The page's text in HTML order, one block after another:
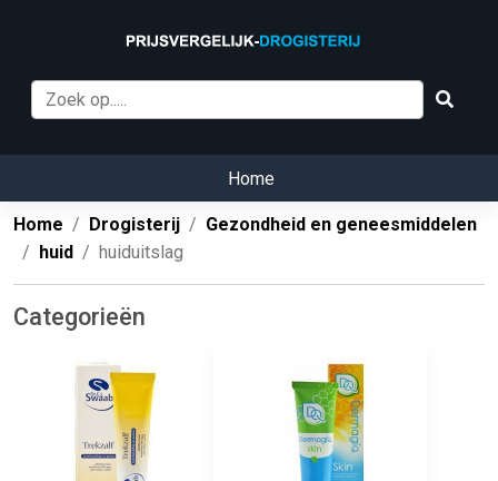
Home
Home Drogisterij
Gezondheid en geneesmiddelen
huid
huiduitslag
Categorieën